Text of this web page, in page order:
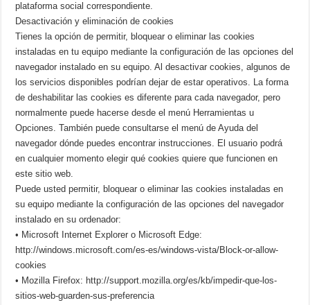
plataforma social correspondiente.
Desactivación y eliminación de cookies
Tienes la opción de permitir, bloquear o eliminar las cookies
instaladas en tu equipo mediante la configuración de las opciones del
navegador instalado en su equipo. Al desactivar cookies, algunos de
los servicios disponibles podrían dejar de estar operativos. La forma
de deshabilitar las cookies es diferente para cada navegador, pero
normalmente puede hacerse desde el menú Herramientas u
Opciones. También puede consultarse el menú de Ayuda del
navegador dónde puedes encontrar instrucciones. El usuario podrá
en cualquier momento elegir qué cookies quiere que funcionen en
este sitio web.
Puede usted permitir, bloquear o eliminar las cookies instaladas en
su equipo mediante la configuración de las opciones del navegador
instalado en su ordenador:
• Microsoft Internet Explorer o Microsoft Edge:
http://windows.microsoft.com/es-es/windows-vista/Block-or-allow-
cookies
• Mozilla Firefox: http://support.mozilla.org/es/kb/impedir-que-los-
sitios-web-guarden-sus-preferencia